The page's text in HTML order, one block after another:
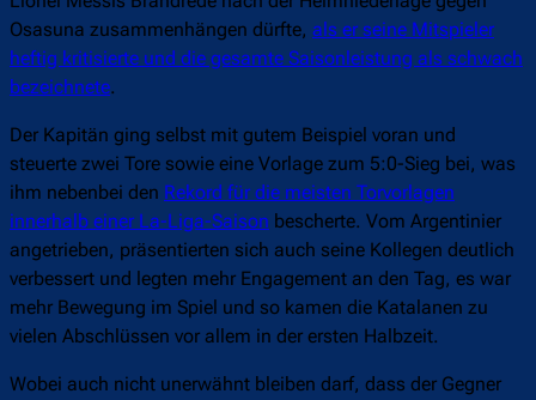
Osasuna zusammenhängen dürfte, als er seine Mitspieler
heftig kritisierte und die gesamte Saisonleistung als schwach
bezeichnete.
Der Kapitän ging selbst mit gutem Beispiel voran und
steuerte zwei Tore sowie eine Vorlage zum 5:0-Sieg bei, was
ihm nebenbei den Rekord für die meisten Torvorlagen
innerhalb einer La-Liga-Saison bescherte. Vom Argentinier
angetrieben, präsentierten sich auch seine Kollegen deutlich
verbessert und legten mehr Engagement an den Tag, es war
mehr Bewegung im Spiel und so kamen die Katalanen zu
vielen Abschlüssen vor allem in der ersten Halbzeit.
Wobei auch nicht unerwähnt bleiben darf, dass der Gegner